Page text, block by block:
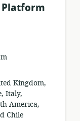
Platform
Kingdom,
Italy,
America,
Chile